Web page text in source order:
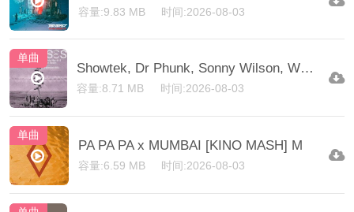
容量:9.83 MB 时间:2026-08-03
单曲
Showtek, Dr Phunk, Sonny Wilson, We Are Loud, Lockdow
容量:8.71 MB 时间:2026-08-03
单曲
PA PA PA x MUMBAI [KINO MASH] M
容量:6.59 MB 时间:2026-08-03